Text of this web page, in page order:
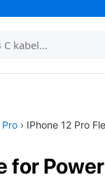
Pro › IPhone 12 Pro
for Power